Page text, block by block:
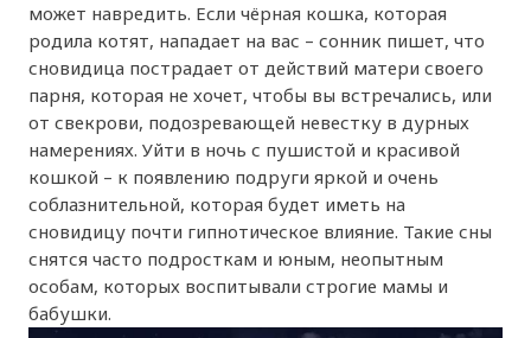
может навредить. Если чёрная кошка, которая
родила котят, нападает на вас – сонник пишет, что
сновидица пострадает от действий матери своего
парня, которая не хочет, чтобы вы встречались, или
от свекрови, подозревающей невестку в дурных
намерениях. Уйти в ночь с пушистой и красивой
кошкой – к появлению подруги яркой и очень
соблазнительной, которая будет иметь на
сновидицу почти гипнотическое влияние. Такие сны
снятся часто подросткам и юным, неопытным
особам, которых воспитывали строгие мамы и
бабушки.